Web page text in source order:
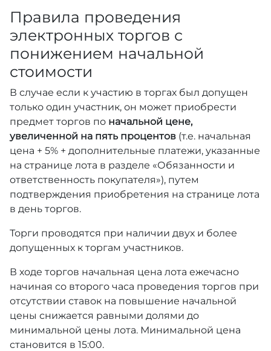
Правила проведения
электронных торгов с
понижением начальной
стоимости
В случае если к участию в торгах был допущен
только один участник, он может приобрести
предмет торгов по начальной цене,
увеличенной на пять процентов (т.е. начальная
цена + 5% + дополнительные платежи, указанные
на странице лота в разделе «Обязанности и
ответственность покупателя»), путем
подтверждения приобретения на странице лота
в день торгов.
Торги проводятся при наличии двух и более
допущенных к торгам участников.
В ходе торгов начальная цена лота ежечасно
начиная со второго часа проведения торгов при
отсутствии ставок на повышение начальной
цены снижается равными долями до
минимальной цены лота. Минимальной цена
становится в 15:00.